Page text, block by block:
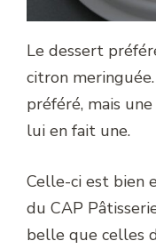
Le dessert
citron
préféré, mais
lui en fait une.
Celle-ci est bien
du CAP
belle que celles